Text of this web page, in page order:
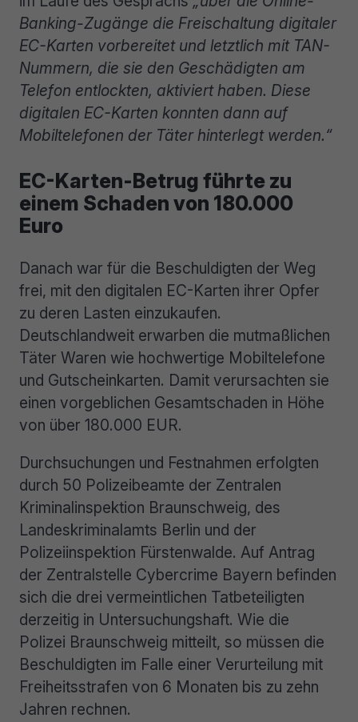
Banking-Zugänge die Freischaltung digitaler
EC-Karten vorbereitet und letztlich mit TAN-
Nummern, die sie den Geschädigten am
Telefon entlockten, aktiviert haben. Diese
digitalen EC-Karten konnten dann auf
Mobiltelefonen der Täter hinterlegt werden.“
EC-Karten-Betrug führte zu
einem Schaden von 180.000
Euro
Danach war für die Beschuldigten der Weg
frei, mit den digitalen EC-Karten ihrer Opfer
zu deren Lasten einzukaufen.
Deutschlandweit erwarben die mutmaßlichen
Täter Waren wie hochwertige Mobiltelefone
und Gutscheinkarten. Damit verursachten sie
einen vorgeblichen Gesamtschaden in Höhe
von über 180.000 EUR.
Durchsuchungen und Festnahmen erfolgten
durch 50 Polizeibeamte der Zentralen
Kriminalinspektion Braunschweig, des
Landeskriminalamts Berlin und der
Polizeiinspektion Fürstenwalde. Auf Antrag
der Zentralstelle Cybercrime Bayern befinden
sich die drei vermeintlichen Tatbeteiligten
derzeitig in Untersuchungshaft. Wie die
Polizei Braunschweig mitteilt, so müssen die
Beschuldigten im Falle einer Verurteilung mit
Freiheitsstrafen von 6 Monaten bis zu zehn
Jahren rechnen.